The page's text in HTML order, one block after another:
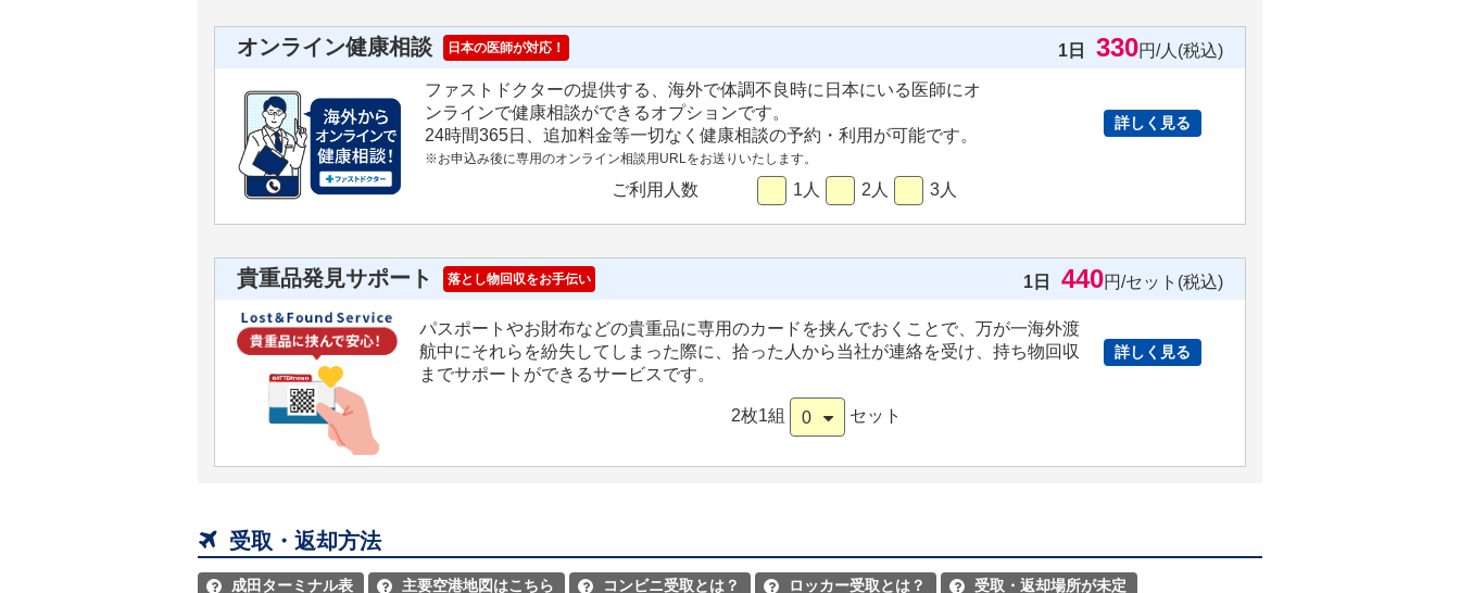
オンライン健康相談 日本の医師が対応！ 1日 330円/人(税込)
ファストドクターの提供する、海外で体調不良時に日本にいる医師にオ
ンラインで健康相談ができるオプションです。
24時間365日、追加料金等一切なく健康相談の予約・利用が可能です。
※お申込み後に専用のオンライン相談用URLをお送りいたします。
詳しく見る
ご利用人数 1人 2人 3人
貴重品発見サポート 落とし物回収をお手伝い 1日 440円/セット(税込)
パスポートやお財布などの貴重品に専用のカードを挟んでおくことで、万が一海外渡
航中にそれらを紛失してしまった際に、拾った人から当社が連絡を受け、持ち物回収
までサポートができるサービスです。
詳しく見る
2枚1組 0 セット
 受取・返却方法
 成田ターミナル表  主要空港地図はこちら  コンビニ受取とは？  ロッカー受取とは？  受取・返却場所が未定